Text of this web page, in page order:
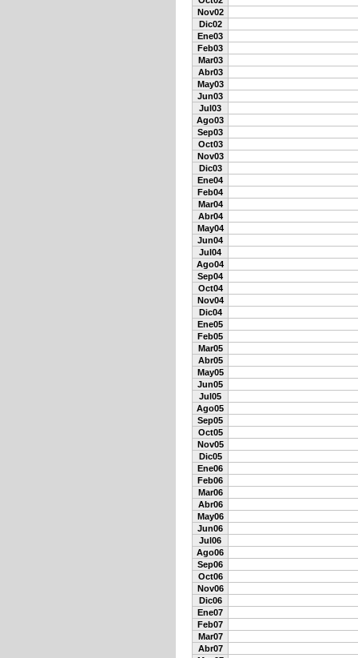
Nov02
Dic02
Ene03
Feb03
Mar03
Abr03
May03
Jun03
Jul03
Ago03
Sep03
Oct03
Nov03
Dic03
Ene04
Feb04
Mar04
Abr04
May04
Jun04
Jul04
Ago04
Sep04
Oct04
Nov04
Dic04
Ene05
Feb05
Mar05
Abr05
May05
Jun05
Jul05
Ago05
Sep05
Oct05
Nov05
Dic05
Ene06
Feb06
Mar06
Abr06
May06
Jun06
Jul06
Ago06
Sep06
Oct06
Nov06
Dic06
Ene07
Feb07
Mar07
Abr07